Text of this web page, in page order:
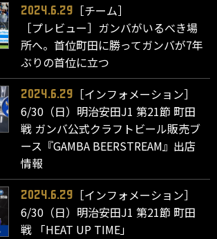
2024.6.29
［チーム］
［プレビュー］ガンバがいるべき場
所へ。首位町田に勝ってガンバが7年
ぶりの首位に立つ
2024.6.29
［インフォメーション］
6/30（日）明治安田J1 第21節 町田
戦 ガンバ公式クラフトビール販売ブ
ース『GAMBA BEERSTREAM』出店
情報
2024.6.29
［インフォメーション］
6/30（日）明治安田J1 第21節 町田
戦 「HEAT UP TIME」